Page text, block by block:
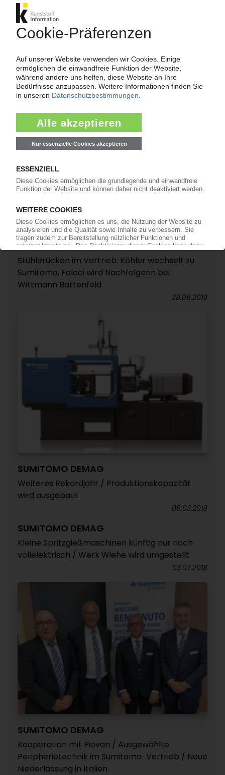
Handlungsfähig bleiben zwischen
Produktionsstopps und Krisenbetrieb /
Lieferketten weitgehend intakt / Automobilbau
01.04.2020
SUMITOMO DEMAG / WITTMANN
BATTENFELD
Stühlerücken im Vertrieb: Köhler wechselt zu
Sumitomo, Faloci wird Nachfolgerin bei
Wittmann Battenfeld
28.08.2019
SUMITOMO DEMAG
Weiteres Rekordjahr / Produktionskapazität
wird ausgebaut
08.03.2019
SUMITOMO DEMAG
Kleine Spritzgießmaschinen künftig nur noch
vollelektrisch / Werk Wiehe wird umgestellt
03.07.2018
SUMITOMO DEMAG
Kooperation mit Piovan / Ausgewählte
Peripherietechnik im Sumitomo-Vertrieb / Neue
Niederlassung in Italien